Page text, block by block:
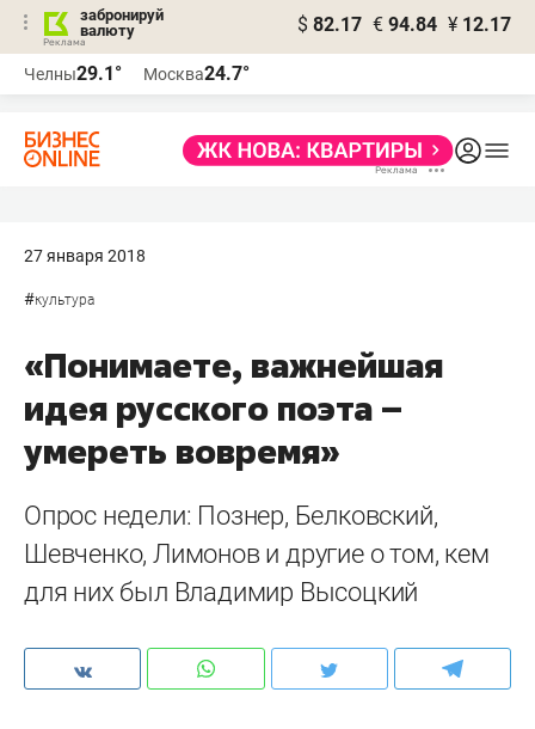
забронируй
валюту
$ 82.17 € 94.84 ¥ 12.17
Челны29.1° Москва24.7°
27 января 2018
#культура
«Понимаете, важнейшая
идея русского поэта –
умереть вовремя»
Опрос недели: Познер, Белковский,
Шевченко, Лимонов и другие о том, кем
для них был Владимир Высоцкий